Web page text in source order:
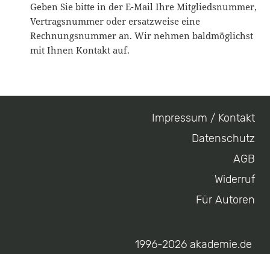
Geben Sie bitte in der E-Mail Ihre Mitgliedsnummer,
Vertragsnummer oder ersatzweise eine
Rechnungsnummer an. Wir nehmen baldmöglichst
mit Ihnen Kontakt auf.
Impressum / Kontakt
Datenschutz
AGB
Widerruf
Für Autoren
1996-2026 akademie.de